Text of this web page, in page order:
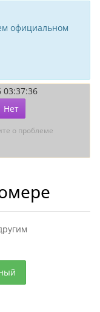
официальном
03:37:36
Нет
о проблеме